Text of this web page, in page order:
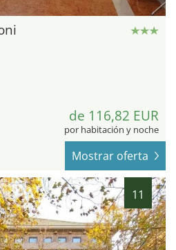
de 116,82 EUR
por habitación y noche
Mostrar oferta
11